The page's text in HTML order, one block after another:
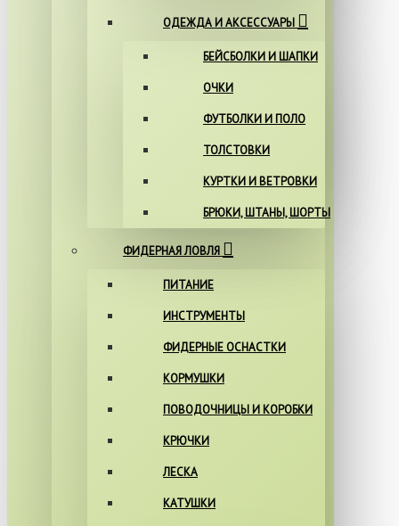
ОДЕЖДА И АКСЕССУАРЫ
БЕЙСБОЛКИ И ШАПКИ
ОЧКИ
ФУТБОЛКИ И ПОЛО
ТОЛСТОВКИ
КУРТКИ И ВЕТРОВКИ
БРЮКИ, ШТАНЫ, ШОРТЫ
ФИДЕРНАЯ ЛОВЛЯ
ПИТАНИЕ
ИНСТРУМЕНТЫ
ФИДЕРНЫЕ ОСНАСТКИ
КОРМУШКИ
ПОВОДОЧНИЦЫ И КОРОБКИ
КРЮЧКИ
ЛЕСКА
КАТУШКИ